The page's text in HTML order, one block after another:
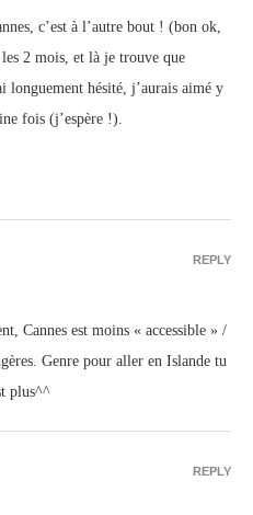
c’est à l’autre bout ! (bon ok,
2 mois, et là je trouve que
hésité, j’aurais aimé y
fois (j’espère !).
Cannes est moins « accessible » /
Genre pour aller en Islande tu
plus^^
REPLY
REPLY